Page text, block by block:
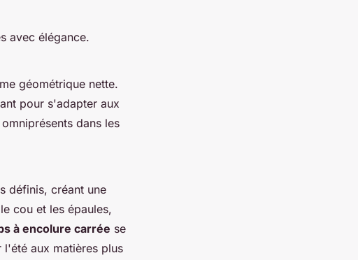
avec élégance.
géométrique nette.
pour s'adapter aux
dans les
définis, créant une
cou et les épaules,
à encolure carrée se
l'été aux matières plus